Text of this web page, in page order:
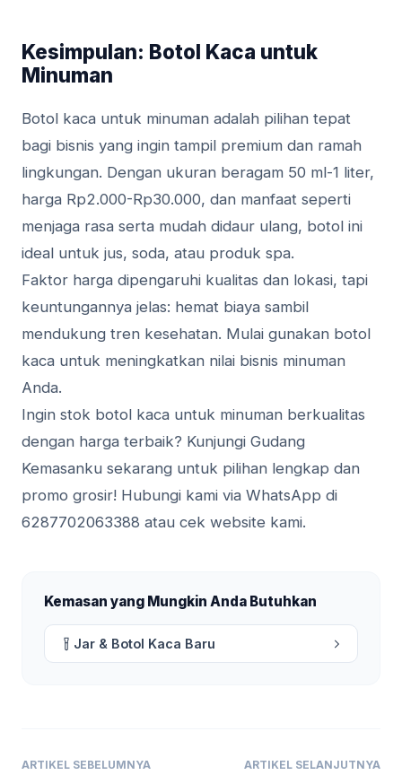
Kesimpulan: Botol Kaca untuk
Minuman
Botol kaca untuk minuman adalah pilihan tepat
bagi bisnis yang ingin tampil premium dan ramah
lingkungan. Dengan ukuran beragam 50 ml-1 liter,
harga Rp2.000-Rp30.000, dan manfaat seperti
menjaga rasa serta mudah didaur ulang, botol ini
ideal untuk jus, soda, atau produk spa.
Faktor harga dipengaruhi kualitas dan lokasi, tapi
keuntungannya jelas: hemat biaya sambil
mendukung tren kesehatan. Mulai gunakan botol
kaca untuk meningkatkan nilai bisnis minuman
Anda.
Ingin stok botol kaca untuk minuman berkualitas
dengan harga terbaik? Kunjungi Gudang
Kemasanku sekarang untuk pilihan lengkap dan
promo grosir! Hubungi kami via WhatsApp di
6287702063388 atau cek website kami.
Kemasan yang Mungkin Anda Butuhkan
Jar & Botol Kaca Baru
ARTIKEL SEBELUMNYA ARTIKEL SELANJUTNYA